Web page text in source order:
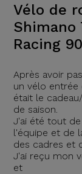
Vélo de
Shimano
Racing
Après avoir
un vélo entrée
était le
de saison.
J'ai été tout
l'équipe et de
des cadres et
J'ai reçu mon
et